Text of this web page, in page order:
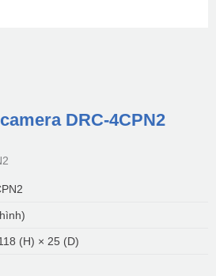
DRC-4CPN2
(H) × 25 (D)